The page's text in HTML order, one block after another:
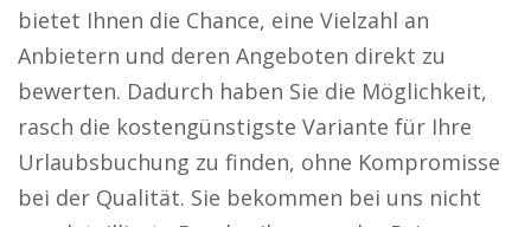
bietet Ihnen die Chance, eine Vielzahl an
Anbietern und deren Angeboten direkt zu
bewerten. Dadurch haben Sie die Möglichkeit,
rasch die kostengünstigste Variante für Ihre
Urlaubsbuchung zu finden, ohne Kompromisse
bei der Qualität. Sie bekommen bei uns nicht